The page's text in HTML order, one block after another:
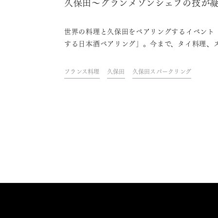
久保田～グランメゾンシェフの技が凝
体化
世界の料理と久保田をペアリングするイベント
する日本酒ペアリング」。今まで、タイ料理、
きました。第7回目となる今回は、下町のビスト
「渡辺料理店」での開催です。ボリューム満点の
フランス料理 久保田 久保田スパークリング